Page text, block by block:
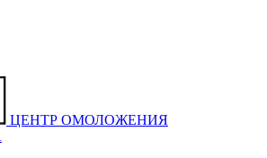
ЦЕНТР ОМОЛОЖЕНИЯ